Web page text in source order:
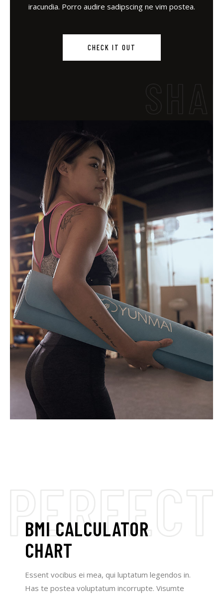
iracundia. Porro audire sadipscing ne vim postea.
CHECK IT OUT
BMI CALCULATOR
CHART
Essent vocibus ei mea, qui luptatum legendos in.
Has te postea voluptatum incorrupte. Visumte